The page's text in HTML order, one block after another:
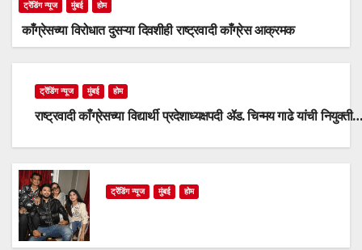
ट्रेंडिंग न्यूज मुंबई होम
काँग्रेसच्या विरोधात दुसऱ्या दिवशीही राष्ट्रवादी काँग्रेस आक्रमक
ट्रेंडिंग न्यूज मुंबई होम
राष्ट्रवादी काँग्रेसच्या विद्यार्थी प्रदेशाध्यक्षपदी ॲड. चिन्मय गाढे यांची नियुक्ती…
ट्रेंडिंग न्यूज मुंबई होम